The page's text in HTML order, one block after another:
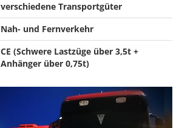
verschiedene Transportgüter
Nah- und Fernverkehr
CE (Schwere Lastzüge über 3,5t +
Anhänger über 0,75t)